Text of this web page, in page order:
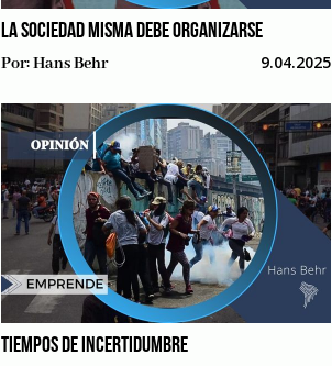
LA SOCIEDAD MISMA DEBE ORGANIZARSE
Por:Hans Behr 9.04.2025
TIEMPOS DE INCERTIDUMBRE